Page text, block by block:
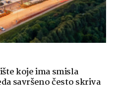
koje ima smisla
savršeno često skriva